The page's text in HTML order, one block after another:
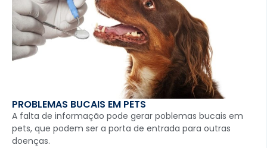
PROBLEMAS BUCAIS EM PETS
A falta de informação pode gerar poblemas bucais em
pets, que podem ser a porta de entrada para outras
doenças.